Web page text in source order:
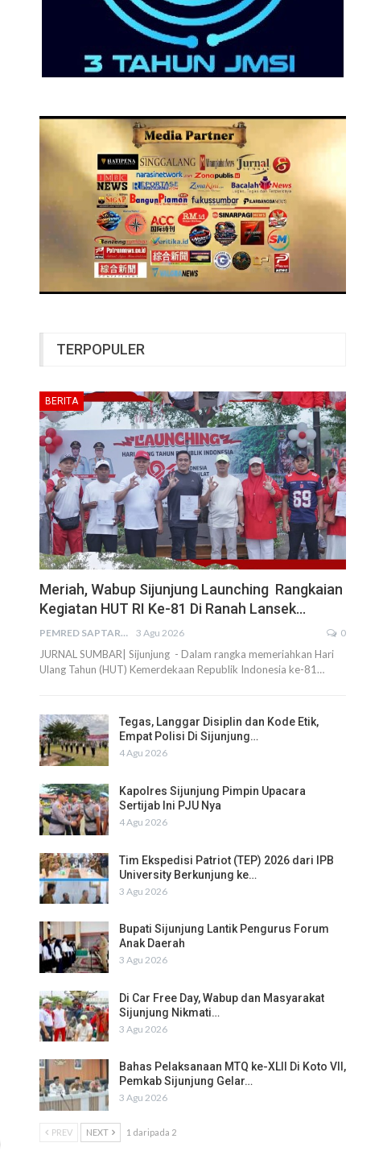
TERPOPULER
BERITA
Meriah, Wabup Sijunjung Launching Rangkaian
Kegiatan HUT RI Ke-81 Di Ranah Lansek…
PEMRED SAPTARIUS 3 Agu 2026 0
JURNAL SUMBAR| Sijunjung - Dalam rangka memeriahkan Hari
Ulang Tahun (HUT) Kemerdekaan Republik Indonesia ke-81…
Tegas, Langgar Disiplin dan Kode Etik,
Empat Polisi Di Sijunjung…
4 Agu 2026
Kapolres Sijunjung Pimpin Upacara
Sertijab Ini PJU Nya
4 Agu 2026
Tim Ekspedisi Patriot (TEP) 2026 dari IPB
University Berkunjung ke…
3 Agu 2026
Bupati Sijunjung Lantik Pengurus Forum
Anak Daerah
3 Agu 2026
Di Car Free Day, Wabup dan Masyarakat
Sijunjung Nikmati…
3 Agu 2026
Bahas Pelaksanaan MTQ ke-XLII Di Koto VII,
Pemkab Sijunjung Gelar…
3 Agu 2026
PREV NEXT 1 daripada 2